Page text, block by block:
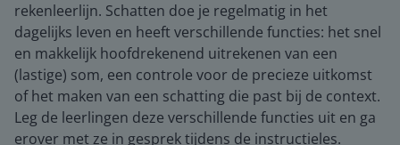
rekenleerlijn. Schatten doe je regelmatig in het
dagelijks leven en heeft verschillende functies: het snel
en makkelijk hoofdrekenend uitrekenen van een
(lastige) som, een controle voor de precieze uitkomst
of het maken van een schatting die past bij de context.
Leg de leerlingen deze verschillende functies uit en ga
erover met ze in gesprek tijdens de instructieles.